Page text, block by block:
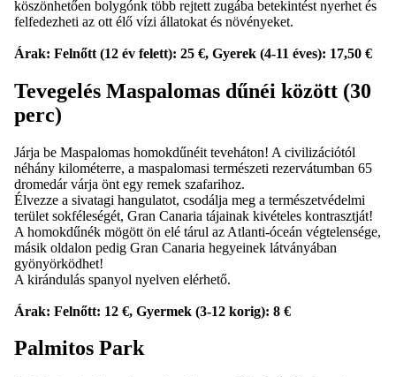
köszönhetően bolygónk több rejtett zugába betekintést nyerhet és
felfedezheti az ott élő vízi állatokat és növényeket.
Árak: Felnőtt (12 év felett): 25 €, Gyerek (4-11 éves): 17,50 €
Tevegelés Maspalomas dűnéi között (30
perc)
Járja be Maspalomas homokdűnéit teveháton! A civilizációtól
néhány kilométerre, a maspalomasi természeti rezervátumban 65
dromedár várja önt egy remek szafarihoz.
Élvezze a sivatagi hangulatot, csodálja meg a természetvédelmi
terület sokféleségét, Gran Canaria tájainak kivételes kontrasztját!
A homokdűnék mögött ön elé tárul az Atlanti-óceán végtelensége,
másik oldalon pedig Gran Canaria hegyeinek látványában
gyönyörködhet!
A kirándulás spanyol nyelven elérhető.
Árak: Felnőtt: 12 €, Gyermek (3-12 korig): 8 €
Palmitos Park